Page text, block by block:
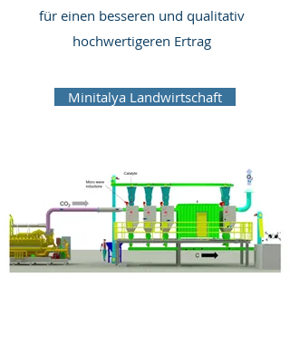
für einen besseren und qualitativ
hochwertigeren Ertrag
Minitalya Landwirtschaft